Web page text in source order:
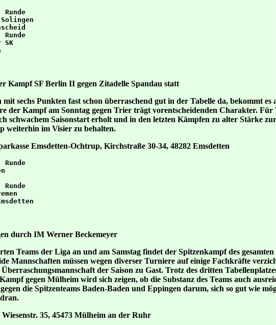
Runde
SK
Kampf SF Berlin II gegen Zitadelle Spandau statt
mit sechs Punkten fast schon überraschend gut in der Tabelle da, bekommt
der Kampf am Sonntag gegen Trier trägt vorentscheidenden Charakter.
schwachem Saisonstart erholt und in den letzten Kämpfen zu alter Stärke
weiterhin im Visier zu behalten.
Emsdetten-Ochtrup, Kirchstraße 30-34, 48282 Emsdetten
durch IM Werner Beckemeyer
Teams der Liga an und am Samstag findet der Spitzenkampf des
Mannschaften müssen wegen diverser Turniere auf einige Fachkräfte
der Saison zu Gast. Trotz des dritten
gegen Mülheim wird sich zeigen, ob die Substanz des Teams auch
die Spitzenteams Baden-Baden und Eppingen darum, sich so gut wie
35, 45473 Mülheim an der Ruhr